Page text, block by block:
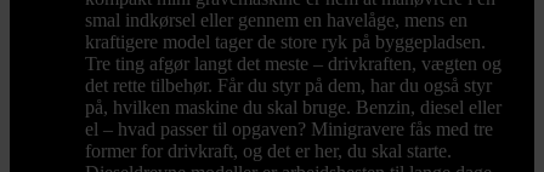
smal indkørsel eller gennem en havelåge, mens en
kraftigere model tager de store ryk på byggepladsen.
Tre ting afgør langt det meste – drivkraften, vægten og
det rette tilbehør. Får du styr på dem, har du også styr
på, hvilken maskine du skal bruge. Benzin, diesel eller
el – hvad passer til opgaven? Minigravere fås med tre
former for drivkraft, og det er her, du skal starte.